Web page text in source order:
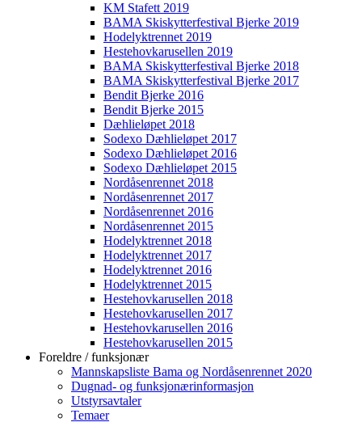
KM Stafett 2019
BAMA Skiskytterfestival Bjerke 2019
Hodelyktrennet 2019
Hestehovkarusellen 2019
BAMA Skiskytterfestival Bjerke 2018
BAMA Skiskytterfestival Bjerke 2017
Bendit Bjerke 2016
Bendit Bjerke 2015
Dæhlieløpet 2018
Sodexo Dæhlieløpet 2017
Sodexo Dæhlieløpet 2016
Sodexo Dæhlieløpet 2015
Nordåsenrennet 2018
Nordåsenrennet 2017
Nordåsenrennet 2016
Nordåsenrennet 2015
Hodelyktrennet 2018
Hodelyktrennet 2017
Hodelyktrennet 2016
Hodelyktrennet 2015
Hestehovkarusellen 2018
Hestehovkarusellen 2017
Hestehovkarusellen 2016
Hestehovkarusellen 2015
Foreldre / funksjonær
Mannskapsliste Bama og Nordåsenrennet 2020
Dugnad- og funksjonærinformasjon
Utstyrsavtaler
Temaer